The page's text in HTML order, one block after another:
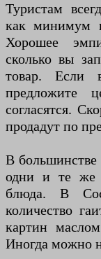
Туристам
как минимум
Хорошее
сколько вы
товар. Если
предложите
согласятся.
продадут по
В большинстве
одни и те же
блюда. В
количество
картин
Иногда можно